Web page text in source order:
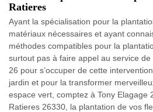
Ratieres
Ayant la spécialisation pour la
matériaux nécessaires et ayant
méthodes compatibles pour la
surtout pas à faire appel au service de
26 pour s’occuper de cette
jardin et pour la transformer
espace vert, comptez à Tony Elagage
Ratieres 26330, la plantation de vos